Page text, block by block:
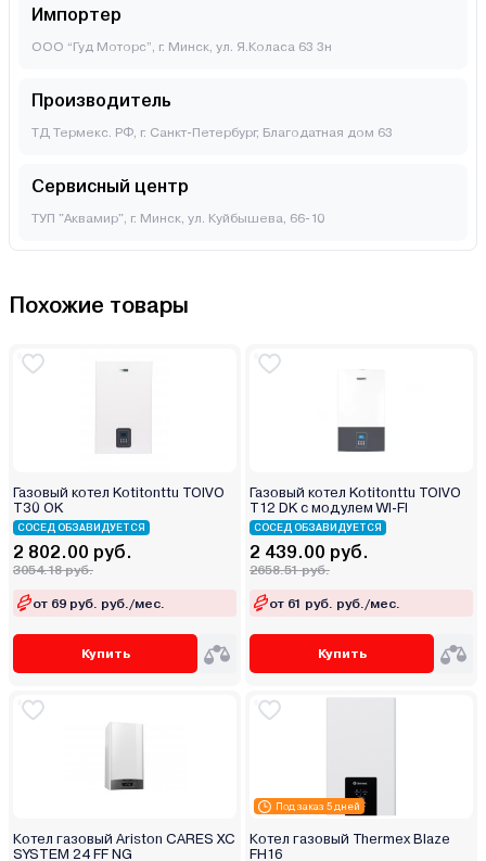
Импортер
ООО “Гуд Моторс”, г. Минск, ул. Я.Коласа 63 3н
Производитель
ТД Термекс. РФ, г. Санкт-Петербург, Благодатная дом 63
Сервисный центр
ТУП "Аквамир", г. Минск, ул. Куйбышева, 66-10
Похожие товары
Газовый котел Kotitonttu TOIVO
T30 OK
СОСЕД ОБЗАВИДУЕТСЯ
2 802.00 руб.
3054.18 руб.
от 69 руб. руб./мес.
Купить
Газовый котел Kotitonttu TOIVO
T12 DK с модулем WI-FI
СОСЕД ОБЗАВИДУЕТСЯ
2 439.00 руб.
2658.51 руб.
от 61 руб. руб./мес.
Купить
Котел газовый Ariston CARES XC
SYSTEM 24 FF NG
Под заказ 5 дней
Котел газовый Thermex Blaze
FН16